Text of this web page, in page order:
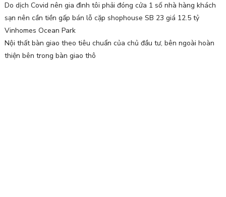
Do dịch Covid nên gia đình tôi phải đóng cửa 1 số nhà hàng khách
sạn nên cần tiền gấp bán lỗ cặp shophouse SB 23 giá 12.5 tỷ
Vinhomes Ocean Park
Nội thất bàn giao theo tiêu chuẩn của chủ đầu tư, bên ngoài hoàn
thiện bên trong bàn giao thô